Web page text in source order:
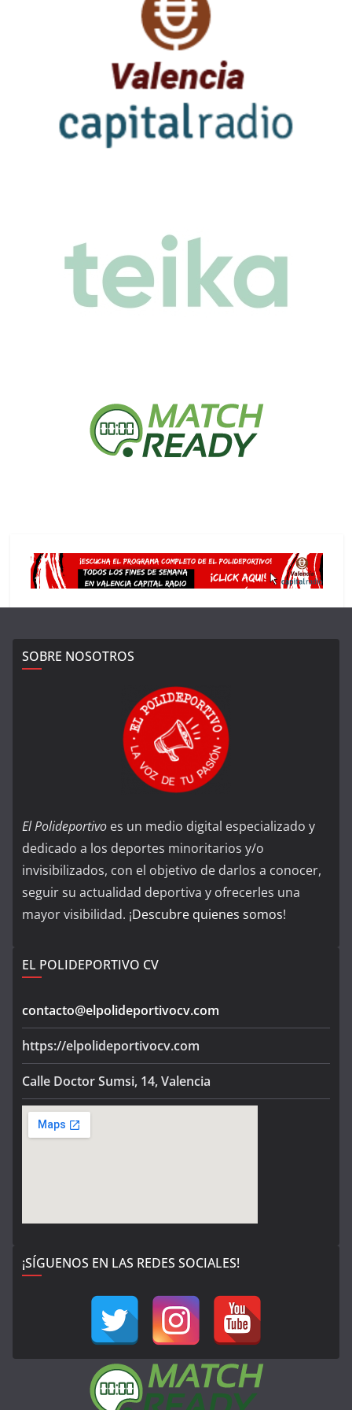
SOBRE NOSOTROS
El Polideportivo es un medio digital especializado y
dedicado a los deportes minoritarios y/o
invisibilizados, con el objetivo de darlos a conocer,
seguir su actualidad deportiva y ofrecerles una
mayor visibilidad. ¡Descubre quienes somos!
EL POLIDEPORTIVO CV
contacto@elpolideportivocv.com
https://elpolideportivocv.com
Calle Doctor Sumsi, 14, Valencia
¡SÍGUENOS EN LAS REDES SOCIALES!